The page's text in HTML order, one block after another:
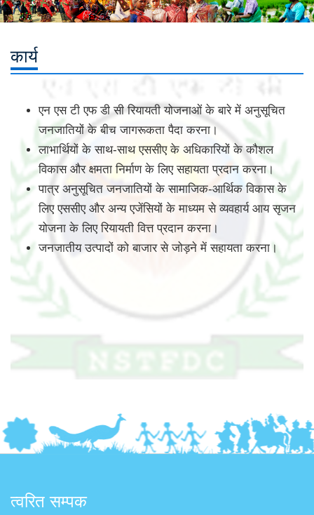
कार्य
एन एस टी एफ डी सी रियायती योजनाओं के बारे में अनुसूचित
जनजातियों के बीच जागरूकता पैदा करना।
लाभार्थियों के साथ-साथ एससीए के अधिकारियों के कौशल
विकास और क्षमता निर्माण के लिए सहायता प्रदान करना।
पात्र अनुसूचित जनजातियों के सामाजिक-आर्थिक विकास के
लिए एससीए और अन्य एजेंसियों के माध्यम से व्यवहार्य आय सृजन
योजना के लिए रियायती वित्त प्रदान करना।
जनजातीय उत्पादों को बाजार से जोड़ने में सहायता करना।
त्वरित सम्पक